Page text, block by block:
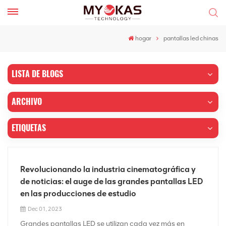
hogar pantallas led chinas
LISTA DE BLOGS
ARCHIVO
ETIQUETAS
Revolucionando la industria cinematográfica y
de noticias: el auge de las grandes pantallas LED
en las producciones de estudio
Dec 01, 2023
Grandes pantallas LED se utilizan cada vez más en